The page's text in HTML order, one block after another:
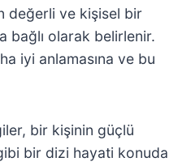
değerli ve kişisel bir
bağlı olarak belirlenir.
iyi anlamasına ve bu
bir kişinin güçlü
bir dizi hayati konuda